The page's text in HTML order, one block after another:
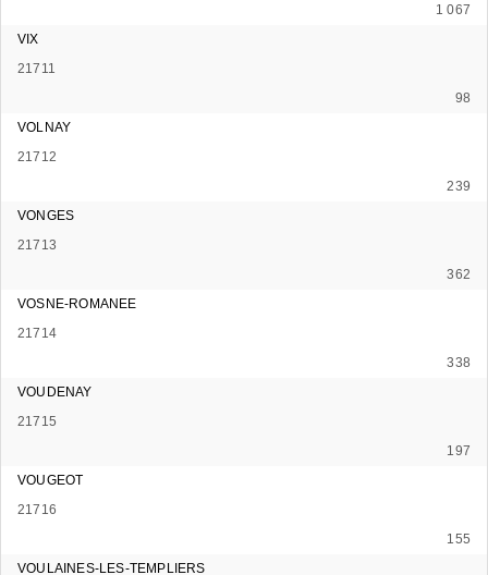
1 067
VIX
21711
98
VOLNAY
21712
239
VONGES
21713
362
VOSNE-ROMANEE
21714
338
VOUDENAY
21715
197
VOUGEOT
21716
155
VOULAINES-LES-TEMPLIERS